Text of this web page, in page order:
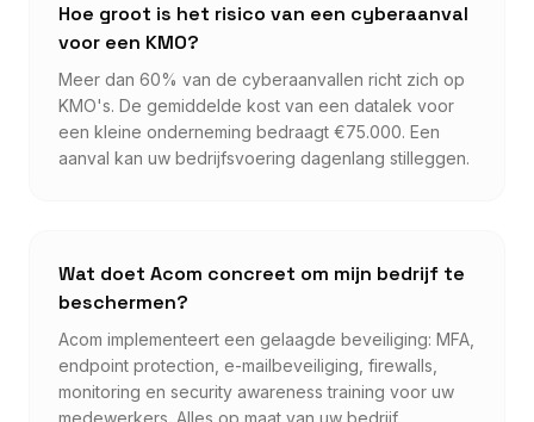
Hoe groot is het risico van een cyberaanval
voor een KMO?
Meer dan 60% van de cyberaanvallen richt zich op
KMO's. De gemiddelde kost van een datalek voor
een kleine onderneming bedraagt €75.000. Een
aanval kan uw bedrijfsvoering dagenlang stilleggen.
Wat doet Acom concreet om mijn bedrijf te
beschermen?
Acom implementeert een gelaagde beveiliging: MFA,
endpoint protection, e-mailbeveiliging, firewalls,
monitoring en security awareness training voor uw
medewerkers. Alles op maat van uw bedrijf.